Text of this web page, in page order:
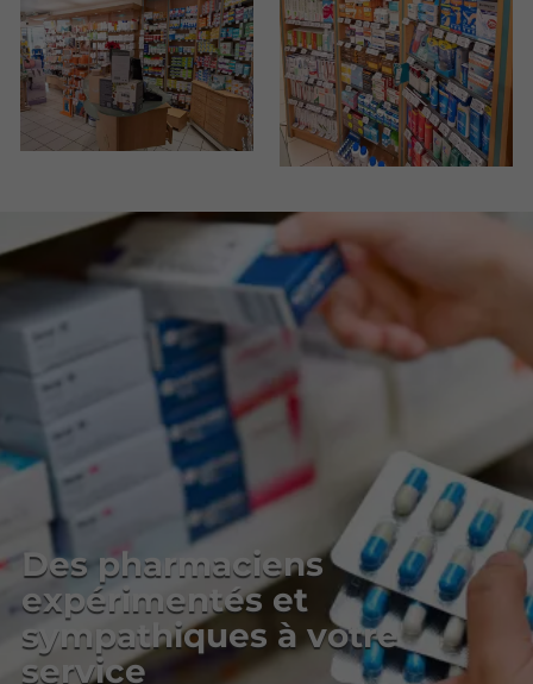
Des pharmaciens
expérimentés et
sympathiques à votre
service